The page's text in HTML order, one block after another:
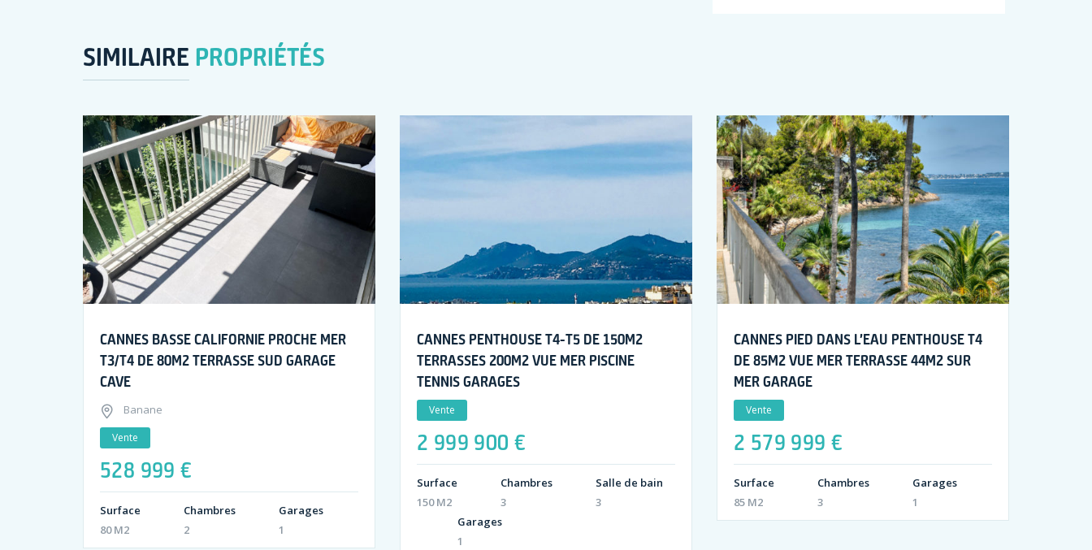
SIMILAIRE PROPRIÉTÉS
CANNES BASSE CALIFORNIE PROCHE MER
T3/T4 DE 80M2 TERRASSE SUD GARAGE
CAVE
Banane
Vente
528 999 €
Surface
80 M2
Chambres
2
Garages
1
CANNES PENTHOUSE T4-T5 DE 150M2
TERRASSES 200M2 VUE MER PISCINE
TENNIS GARAGES
Vente
2 999 900 €
Surface
150 M2
Chambres
3
Salle de bain
3
Garages
1
CANNES PIED DANS L’EAU PENTHOUSE T4
DE 85M2 VUE MER TERRASSE 44M2 SUR
MER GARAGE
Vente
2 579 999 €
Surface
85 M2
Chambres
3
Garages
1